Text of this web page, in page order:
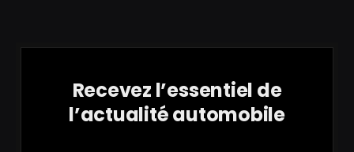
Recevez l’essentiel de
l’actualité automobile